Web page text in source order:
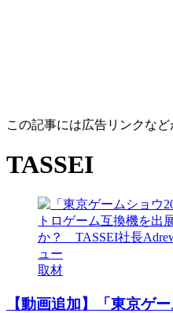
この記事には広告リンクな
TASSEI
取材
【動画追加】「東京ゲ